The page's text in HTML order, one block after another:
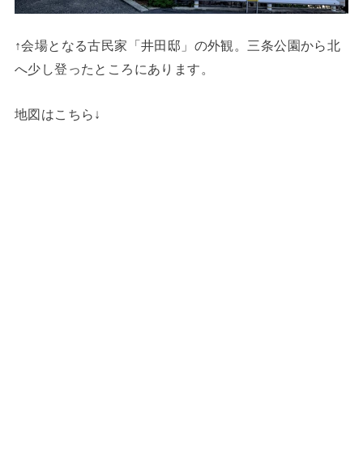
↑会場となる古民家「井田邸」の外観。三条公園から北
へ少し登ったところにあります。
地図はこちら↓